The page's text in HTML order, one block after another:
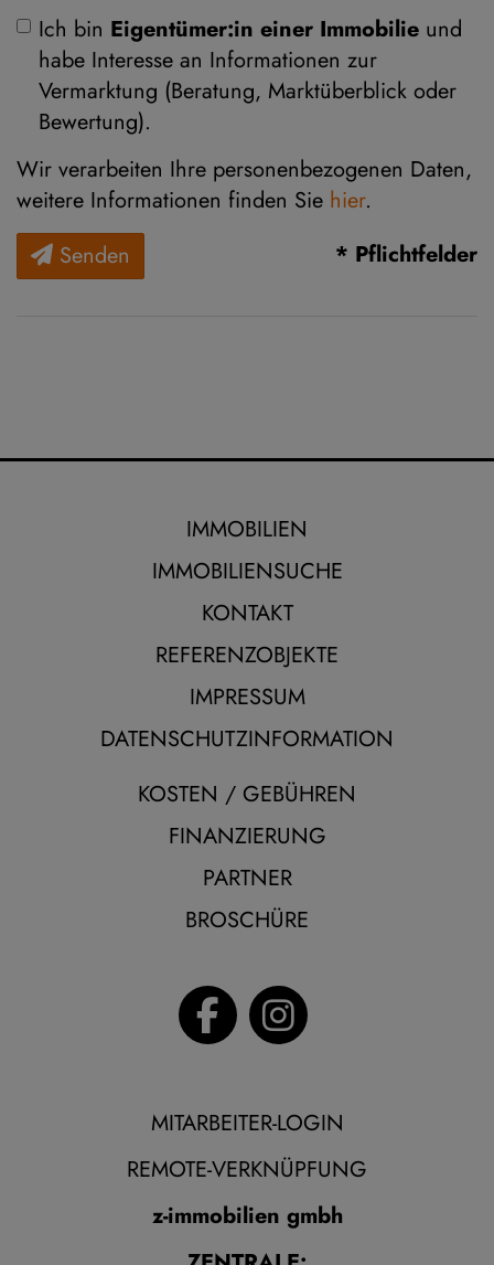
Ich bin Eigentümer:in einer Immobilie und
habe Interesse an Informationen zur
Vermarktung (Beratung, Marktüberblick oder
Bewertung).
Wir verarbeiten Ihre personenbezogenen Daten,
weitere Informationen finden Sie hier.
Senden
* Pflichtfelder
IMMOBILIEN
IMMOBILIENSUCHE
KONTAKT
REFERENZOBJEKTE
IMPRESSUM
DATENSCHUTZINFORMATION
KOSTEN / GEBÜHREN
FINANZIERUNG
PARTNER
BROSCHÜRE
MITARBEITER-LOGIN
REMOTE-VERKNÜPFUNG
z-immobilien gmbh